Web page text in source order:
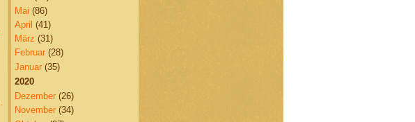
Mai (86)
April (41)
März (31)
Februar(28)
Januar(35)
2020
Dezember(26)
November(34)